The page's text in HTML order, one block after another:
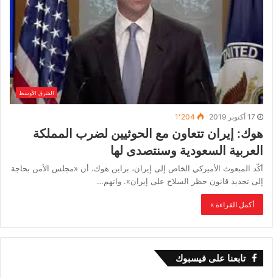
الشرق الأوسط
17 أكتوبر 2019 1٬204
هوك: إيران تتعاون مع الحوثيين لضرب المملكة
العربية السعودية وسنتصدى لها
أكّد المبعوث الأميركي الخاص إلى إيران، براين هوك، أن «مجلس الأمن بحاجة
إلى تجديد قانون حظر السلاح على إيران». واتهم…
أكمل القراءة »
تابعنا على فيسبوك